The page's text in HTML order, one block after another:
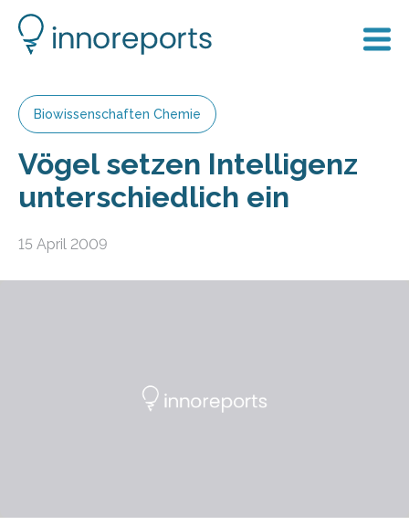
Biowissenschaften Chemie
Vögel setzen Intelligenz
unterschiedlich ein
15 April 2009